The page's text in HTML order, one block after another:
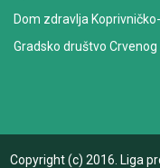
Dom zdravlja
Gradsko društvo
Copyright (c) 2016. Liga